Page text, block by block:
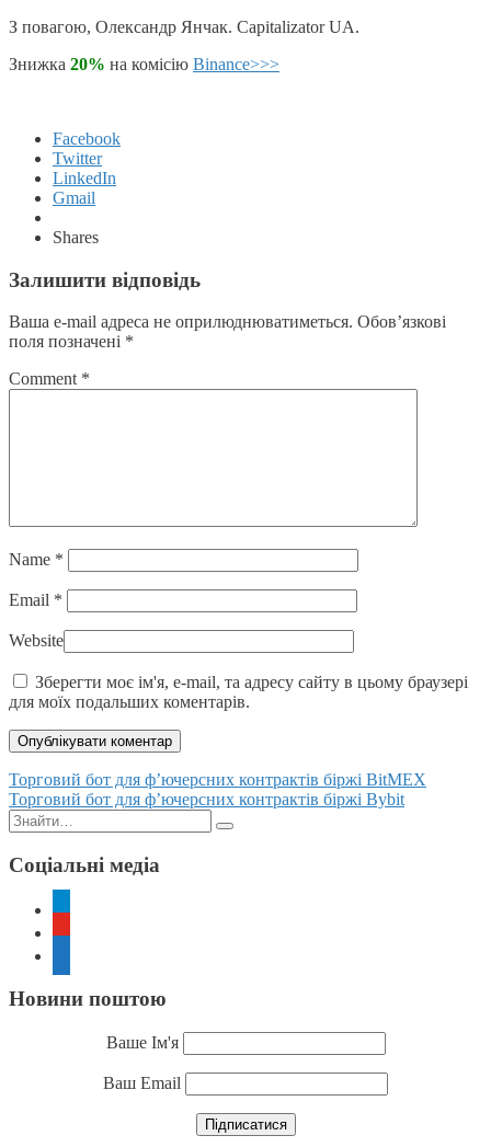
З повагою, Олександр Янчак. Capitalizator UA.
Знижка 20% на комісію Binance>>>
Facebook
Twitter
LinkedIn
Gmail
Shares
Залишити відповідь
Ваша e-mail адреса не оприлюднюватиметься. Обов’язкові
поля позначені *
Comment *
Name *
Email *
Website
Зберегти моє ім'я, e-mail, та адресу сайту в цьому браузері
для моїх подальших коментарів.
Posts
navigation
Торговий бот для ф’ючерсних контрактів біржі BitMEX
Торговий бот для ф’ючерсних контрактів біржі Bybit
Пошук:
Соціальні медіа
Новини поштою
Ваше Ім'я
Ваш Email